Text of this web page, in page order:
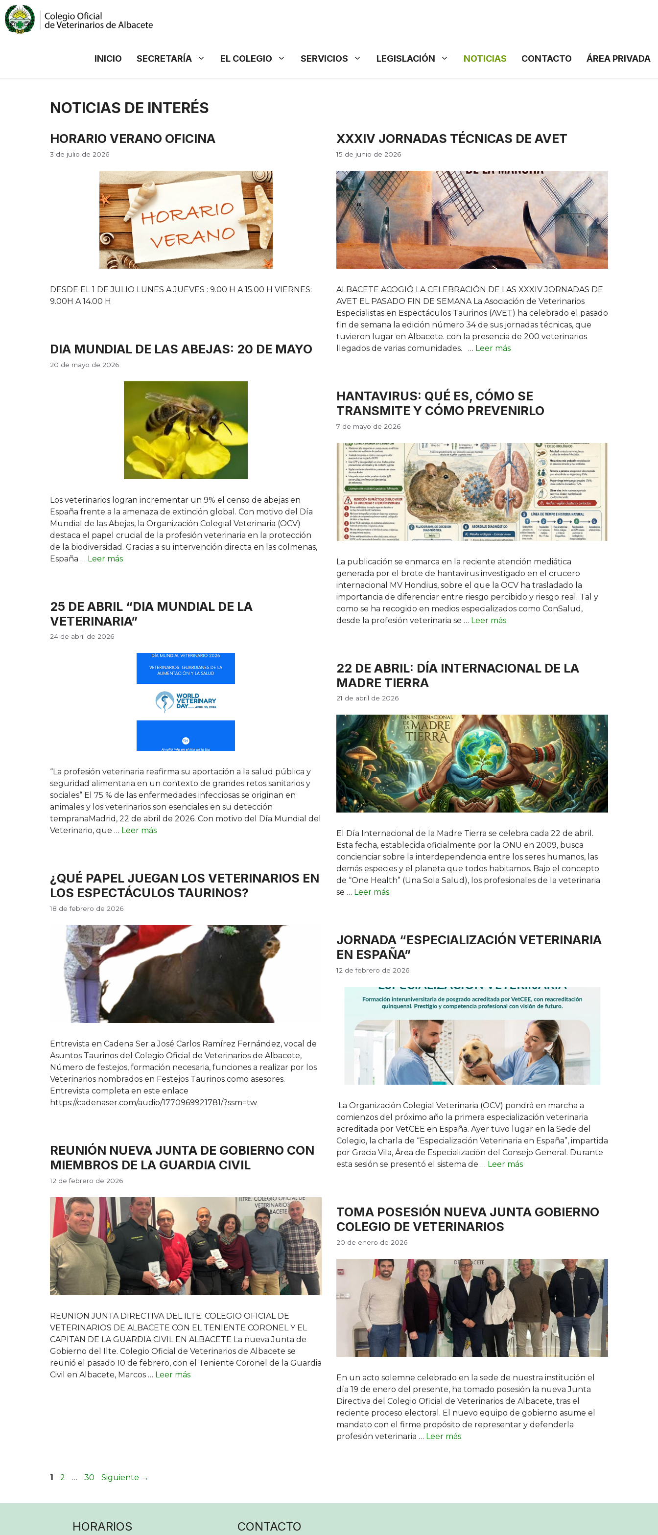
Saltar
al
contenido
INICIO SECRETARÍA EL COLEGIO SERVICIOS LEGISLACIÓN NOTICIAS CONTACTO ÁREA PRIVADA
NOTICIAS DE INTERÉS
HORARIO VERANO OFICINA
3 de julio de 2026
DESDE EL 1 DE JULIO LUNES A JUEVES : 9.00 H A 15.00 H VIERNES:
9.00H A 14.00 H
XXXIV JORNADAS TÉCNICAS DE AVET
15 de junio de 2026
ALBACETE ACOGIÓ LA CELEBRACIÓN DE LAS XXXIV JORNADAS DE
AVET EL PASADO FIN DE SEMANA La Asociación de Veterinarios
Especialistas en Espectáculos Taurinos (AVET) ha celebrado el pasado
fin de semana la edición número 34 de sus jornadas técnicas, que
tuvieron lugar en Albacete. con la presencia de 200 veterinarios
llegados de varias comunidades. … Leer más
DIA MUNDIAL DE LAS ABEJAS: 20 DE MAYO
20 de mayo de 2026
Los veterinarios logran incrementar un 9% el censo de abejas en
España frente a la amenaza de extinción global. Con motivo del Día
Mundial de las Abejas, la Organización Colegial Veterinaria (OCV)
destaca el papel crucial de la profesión veterinaria en la protección
de la biodiversidad. Gracias a su intervención directa en las colmenas,
España … Leer más
HANTAVIRUS: QUÉ ES, CÓMO SE
TRANSMITE Y CÓMO PREVENIRLO
7 de mayo de 2026
La publicación se enmarca en la reciente atención mediática
generada por el brote de hantavirus investigado en el crucero
internacional MV Hondius, sobre el que la OCV ha trasladado la
importancia de diferenciar entre riesgo percibido y riesgo real. Tal y
como se ha recogido en medios especializados como ConSalud,
desde la profesión veterinaria se … Leer más
25 DE ABRIL “DIA MUNDIAL DE LA
VETERINARIA”
24 de abril de 2026
“La profesión veterinaria reafirma su aportación a la salud pública y
seguridad alimentaria en un contexto de grandes retos sanitarios y
sociales“ El 75 % de las enfermedades infecciosas se originan en
animales y los veterinarios son esenciales en su detección
tempranaMadrid, 22 de abril de 2026. Con motivo del Día Mundial del
Veterinario, que … Leer más
22 DE ABRIL: DÍA INTERNACIONAL DE LA
MADRE TIERRA
21 de abril de 2026
El Día Internacional de la Madre Tierra se celebra cada 22 de abril.
Esta fecha, establecida oficialmente por la ONU en 2009, busca
concienciar sobre la interdependencia entre los seres humanos, las
demás especies y el planeta que todos habitamos. Bajo el concepto
de “One Health” (Una Sola Salud), los profesionales de la veterinaria
se … Leer más
¿QUÉ PAPEL JUEGAN LOS VETERINARIOS EN
LOS ESPECTÁCULOS TAURINOS?
18 de febrero de 2026
Entrevista en Cadena Ser a José Carlos Ramírez Fernández, vocal de
Asuntos Taurinos del Colegio Oficial de Veterinarios de Albacete,
Número de festejos, formación necesaria, funciones a realizar por los
Veterinarios nombrados en Festejos Taurinos como asesores.
Entrevista completa en este enlace
https://cadenaser.com/audio/1770969921781/?ssm=tw
JORNADA “ESPECIALIZACIÓN VETERINARIA
EN ESPAÑA”
12 de febrero de 2026
La Organización Colegial Veterinaria (OCV) pondrá en marcha a
comienzos del próximo año la primera especialización veterinaria
acreditada por VetCEE en España. Ayer tuvo lugar en la Sede del
Colegio, la charla de “Especialización Veterinaria en España”, impartida
por Gracia Vila, Área de Especialización del Consejo General. Durante
esta sesión se presentó el sistema de … Leer más
REUNIÓN NUEVA JUNTA DE GOBIERNO CON
MIEMBROS DE LA GUARDIA CIVIL
12 de febrero de 2026
REUNION JUNTA DIRECTIVA DEL ILTE. COLEGIO OFICIAL DE
VETERINARIOS DE ALBACETE CON EL TENIENTE CORONEL Y EL
CAPITAN DE LA GUARDIA CIVIL EN ALBACETE La nueva Junta de
Gobierno del Ilte. Colegio Oficial de Veterinarios de Albacete se
reunió el pasado 10 de febrero, con el Teniente Coronel de la Guardia
Civil en Albacete, Marcos … Leer más
TOMA POSESIÓN NUEVA JUNTA GOBIERNO
COLEGIO DE VETERINARIOS
20 de enero de 2026
En un acto solemne celebrado en la sede de nuestra institución el
día 19 de enero del presente, ha tomado posesión la nueva Junta
Directiva del Colegio Oficial de Veterinarios de Albacete, tras el
reciente proceso electoral. El nuevo equipo de gobierno asume el
mandato con el firme propósito de representar y defenderla
profesión veterinaria … Leer más
Página
1 Página
2 … Página
30 Siguiente →
HORARIOS CONTACTO